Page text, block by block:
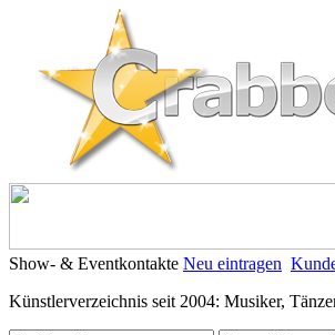
Show- & Eventkontakte Neu eintragen
Künstlerverzeichnis seit 2004: Musiker,